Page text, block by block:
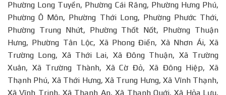
Phường Long Tuyền, Phường Cái Răng, Phường Hưng Phú,
Phường Ô Môn, Phường Thới Long, Phường Phước Thới,
Phường Trung Nhứt, Phường Thốt Nốt, Phường Thuận
Hưng, Phường Tân Lộc, Xã Phong Điền, Xã Nhơn Ái, Xã
Trường Long, Xã Thới Lai, Xã Đông Thuận, Xã Trường
Xuân, Xã Trường Thành, Xã Cờ Đỏ, Xã Đông Hiệp, Xã
Thạnh Phú, Xã Thới Hưng, Xã Trung Hưng, Xã Vĩnh Thạnh,
Xã Vĩnh Trinh, Xã Thạnh An, Xã Thạnh Quới, Xã Hỏa Lựu,